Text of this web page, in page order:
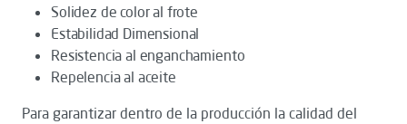
Solidez de color al frote
Estabilidad Dimensional
Resistencia al enganchamiento
Repelencia al aceite
Para garantizar dentro de la producción la calidad del